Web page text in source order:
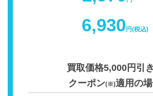
6,930円(税込)
買取価格5,000円引
クーポン(※)適用の